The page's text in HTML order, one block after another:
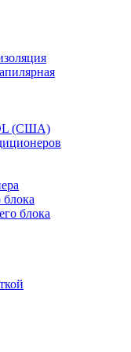
(США)
блока